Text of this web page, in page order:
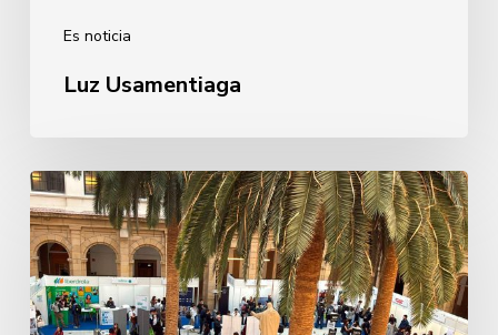
Es noticia
Luz Usamentiaga
Alumni
que
se
implican